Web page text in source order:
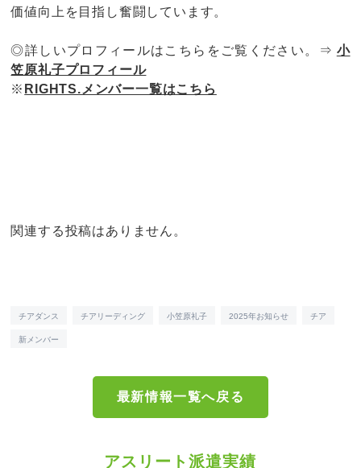
価値向上を目指し奮闘しています。
◎詳しいプロフィールはこちらをご覧ください。⇒ 小
笠原礼子プロフィール
※ RIGHTS.メンバー一覧はこちら
関連する投稿はありません。
チアダンス チアリーディング 小笠原礼子 2025年お知らせ チア
新メンバー
最新情報一覧へ戻る
アスリート派遣実績